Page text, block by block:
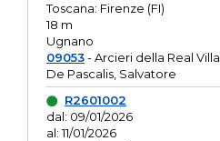
Toscana: Firenze (FI)
18 m
Ugnano
09053- Arcieri della Real Villa
De Pascalis, Salvatore
R2601002
dal: 09/01/2026
al: 11/01/2026